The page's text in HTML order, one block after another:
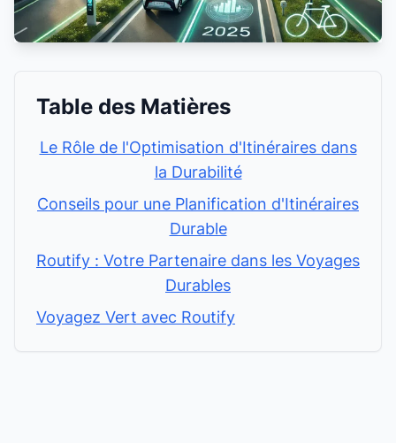
Table des Matières
Le Rôle de l'Optimisation d'Itinéraires dans
la Durabilité
Conseils pour une Planification d'Itinéraires
Durable
Routify : Votre Partenaire dans les Voyages
Durables
Voyagez Vert avec Routify